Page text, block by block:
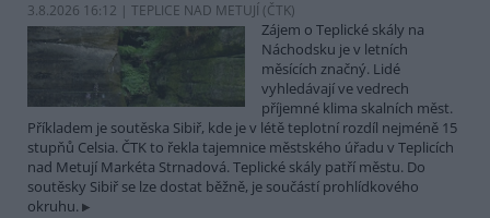
3.8.2026 16:12 | TEPLICE NAD METUJÍ (ČTK)
Zájem o Teplické skály na
Náchodsku je v letních
měsících značný. Lidé
vyhledávají ve vedrech
příjemné klima skalních měst.
Příkladem je soutěska Sibiř, kde je v létě teplotní rozdíl nejméně 15
stupňů Celsia. ČTK to řekla tajemnice městského úřadu v Teplicích
nad Metují Markéta Strnadová. Teplické skály patří městu. Do
soutěsky Sibiř se lze dostat běžně, je součástí prohlídkového
okruhu.